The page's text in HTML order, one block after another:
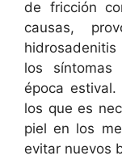
de fricción
causas,
los
época
los que es
piel en los
evitar nuevos